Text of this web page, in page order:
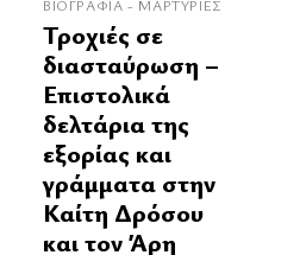
ΒΙΟΓΡΑΦΊΑ - ΜΑΡΤΥΡΊΕΣ
Τροχιές σε
διασταύρωση –
Επιστολικά
δελτάρια της
εξορίας και
γράμματα στην
Καίτη Δρόσου
και τον Άρη